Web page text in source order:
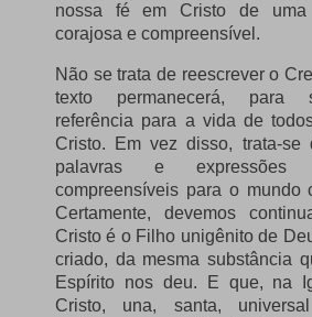
nossa fé em Cristo de uma
corajosa e compreensível.
Não se trata de reescrever o
texto permanecerá, para
referência para a vida de
Cristo. Em vez disso, trata-se
palavras e expressões
compreensíveis para o mundo
Certamente, devemos
Cristo é o Filho unigênito de
criado, da mesma substância
Espírito nos deu. E que, na
Cristo, una, santa,